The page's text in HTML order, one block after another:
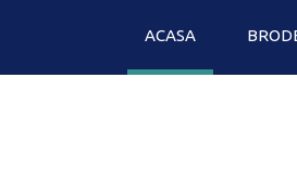
ACASA